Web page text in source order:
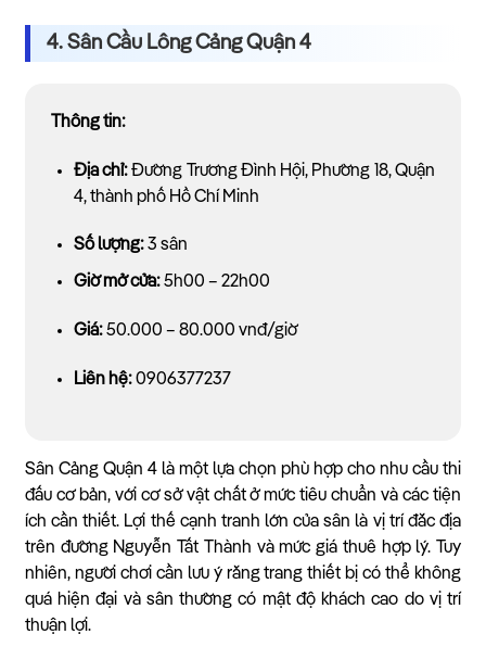
4. Sân Cầu Lông Cảng Quận 4
Thông tin:
Địa chỉ:Đường Trương Đình Hội, Phường 18, Quận
4, thành phố Hồ Chí Minh
Số lượng:3 sân
Giờ mở cửa:5h00 – 22h00
Giá:50.000 – 80.000 vnđ/giờ
Liên hệ:0906377237
Sân Cảng Quận 4 là một lựa chọn phù hợp cho nhu cầu thi
đấu cơ bản, với cơ sở vật chất ở mức tiêu chuẩn và các tiện
ích cần thiết. Lợi thế cạnh tranh lớn của sân là vị trí đắc địa
trên đường Nguyễn Tất Thành và mức giá thuê hợp lý. Tuy
nhiên, người chơi cần lưu ý rằng trang thiết bị có thể không
quá hiện đại và sân thường có mật độ khách cao do vị trí
thuận lợi.